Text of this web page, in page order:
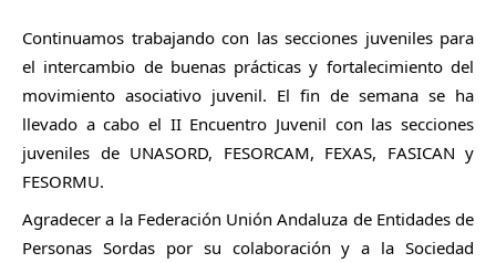
Continuamos trabajando con las secciones juveniles para
el intercambio de buenas prácticas y fortalecimiento del
movimiento asociativo juvenil. El fin de semana se ha
llevado a cabo el II Encuentro Juvenil con las secciones
juveniles de UNASORD, FESORCAM, FEXAS, FASICAN y
FESORMU.
Agradecer a la Federación Unión Andaluza de Entidades de
Personas Sordas por su colaboración y a la Sociedad